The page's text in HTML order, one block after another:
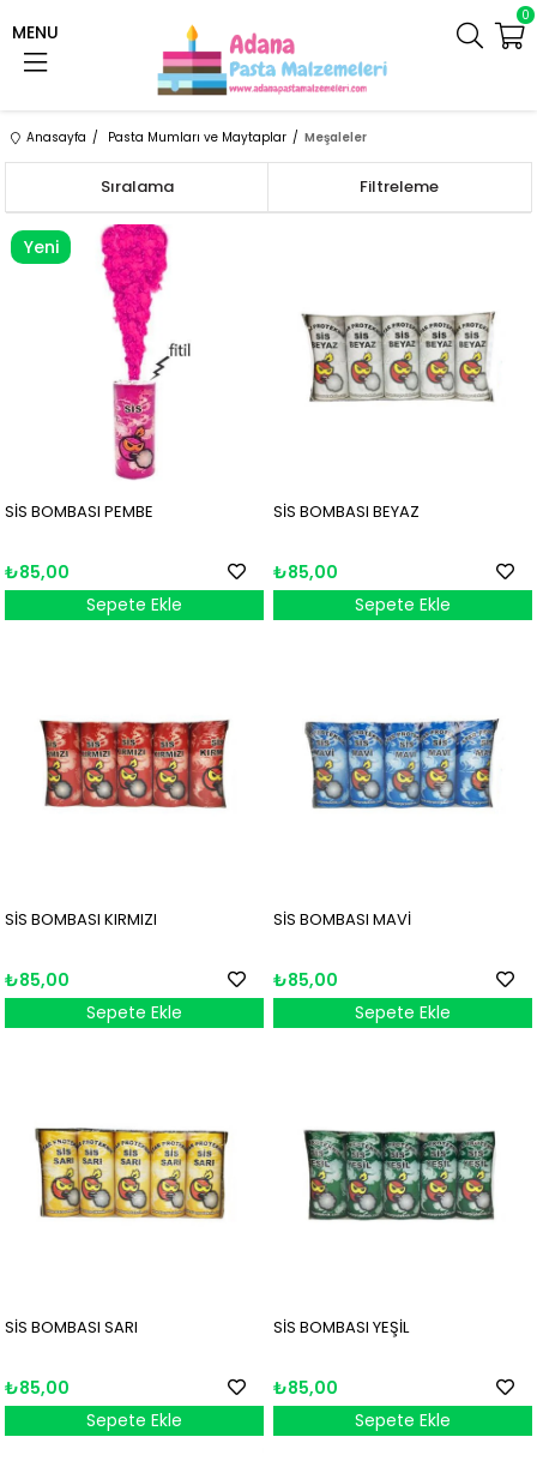
MENU
0
Anasayfa Pasta Mumları ve Maytaplar Meşaleler
Filtreleme
Sıralama
SİS BOMBASI PEMBE
₺85,00
Sepete Ekle
Yeni
SİS BOMBASI BEYAZ
₺85,00
Sepete Ekle
SİS BOMBASI KIRMIZI
₺85,00
Sepete Ekle
SİS BOMBASI MAVİ
₺85,00
Sepete Ekle
SİS BOMBASI SARI
₺85,00
Sepete Ekle
SİS BOMBASI YEŞİL
₺85,00
Sepete Ekle